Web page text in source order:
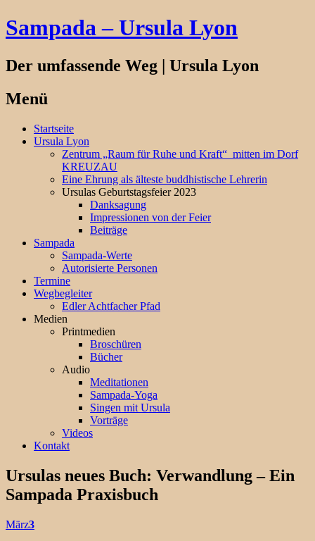
Sampada – Ursula Lyon
Der umfassende Weg | Ursula Lyon
Menü
Springe
zum
Startseite
Ursula Lyon
Zentrum „Raum für Ruhe und Kraft“ mitten im Dorf
KREUZAU
Eine Ehrung als älteste buddhistische Lehrerin
Ursulas Geburtstagsfeier 2023
Danksagung
Impressionen von der Feier
Beiträge
Sampada
Sampada-Werte
Autorisierte Personen
Termine
Wegbegleiter
Edler Achtfacher Pfad
Medien
Printmedien
Broschüren
Bücher
Audio
Meditationen
Sampada-Yoga
Singen mit Ursula
Vorträge
Videos
Kontakt
Ursulas neues Buch: Verwandlung – Ein
Sampada Praxisbuch
März3